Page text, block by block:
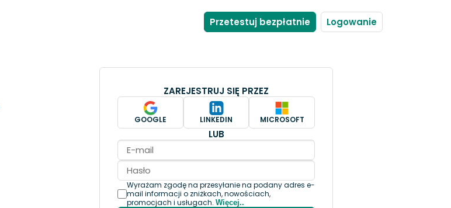
Przetestuj bezpłatnie Logowanie
ZAREJESTRUJ SIĘ PRZEZ
GOOGLE LINKEDIN MICROSOFT
LUB
Wyrażam zgodę na przesyłanie na podany adres e-
mail informacji o zniżkach, nowościach,
promocjach i usługach. Więcej..